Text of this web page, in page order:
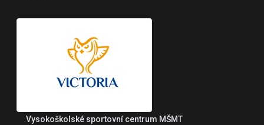
Vysokoškolské sportovní centrum MŠMT